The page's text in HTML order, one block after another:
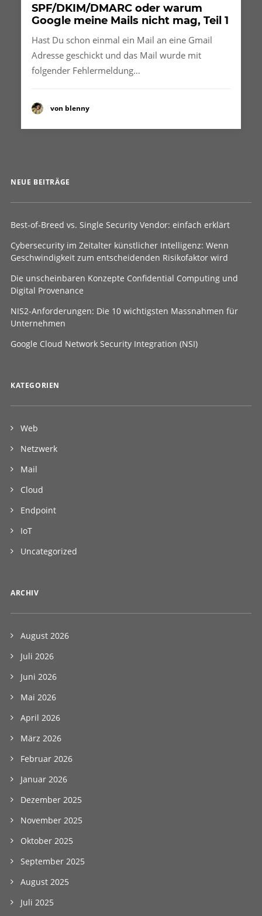
SPF/DKIM/DMARC oder warum
Google meine Mails nicht mag, Teil 1
Hast Du schon einmal ein Mail an eine Gmail
Adresse geschickt und das Mail wurde mit
folgender Fehlermeldung…
von blenny
NEUE BEITRÄGE
Best-of-Breed vs. Single Security Vendor: einfach erklärt
Cybersecurity im Zeitalter künstlicher Intelligenz: Wenn
Geschwindigkeit zum entscheidenden Risikofaktor wird
Die unscheinbaren Konzepte Confidential Computing und
Digital Provenance
NIS2-Anforderungen: Die 10 wichtigsten Massnahmen für
Unternehmen
Google Cloud Network Security Integration (NSI)
KATEGORIEN
Web
Netzwerk
Mail
Cloud
Endpoint
IoT
Uncategorized
ARCHIV
August 2026
Juli 2026
Juni 2026
Mai 2026
April 2026
März 2026
Februar 2026
Januar 2026
Dezember 2025
November 2025
Oktober 2025
September 2025
August 2025
Juli 2025